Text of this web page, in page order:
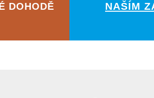
DOHODĚ
NAŠÍM